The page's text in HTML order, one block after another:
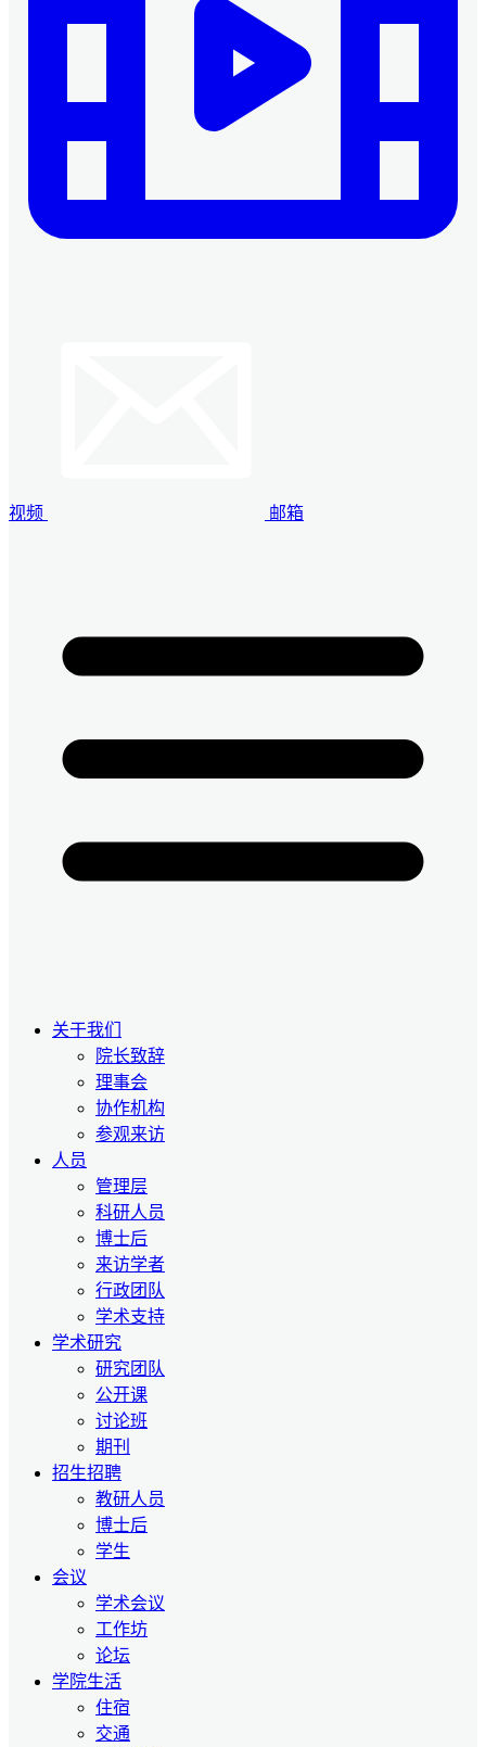
视频 邮箱
关于我们
院长致辞
理事会
协作机构
参观来访
人员
管理层
科研人员
博士后
来访学者
行政团队
学术支持
学术研究
研究团队
公开课
讨论班
期刊
招生招聘
教研人员
博士后
学生
会议
学术会议
工作坊
论坛
学院生活
住宿
交通